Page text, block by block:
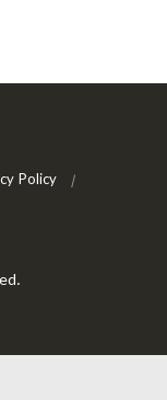
Policy
.